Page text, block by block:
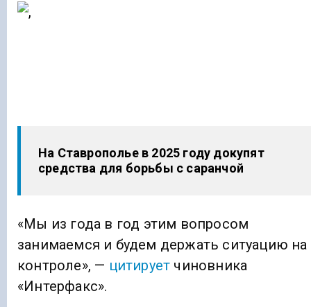
На Ставрополье в 2025 году докупят
средства для борьбы с саранчой
«Мы из года в год этим вопросом
занимаемся и будем держать ситуацию на
контроле», — цитирует чиновника
«Интерфакс».